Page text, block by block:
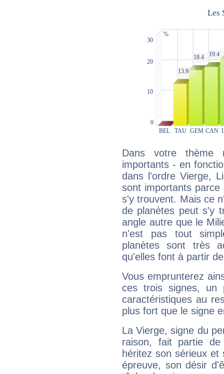
Dans votre thème
importants - en
dans l'ordre Vierge,
sont importants parce
s'y trouvent. Mais ce
de planètes peut s'y
angle autre que le
n'est pas tout
planètes sont très
qu'elles font à partir
Vous emprunterez
ces trois signes, un
caractéristiques au
plus fort que le signe
La Vierge, signe du
raison, fait partie
héritez son sérieux
épreuve, son désir